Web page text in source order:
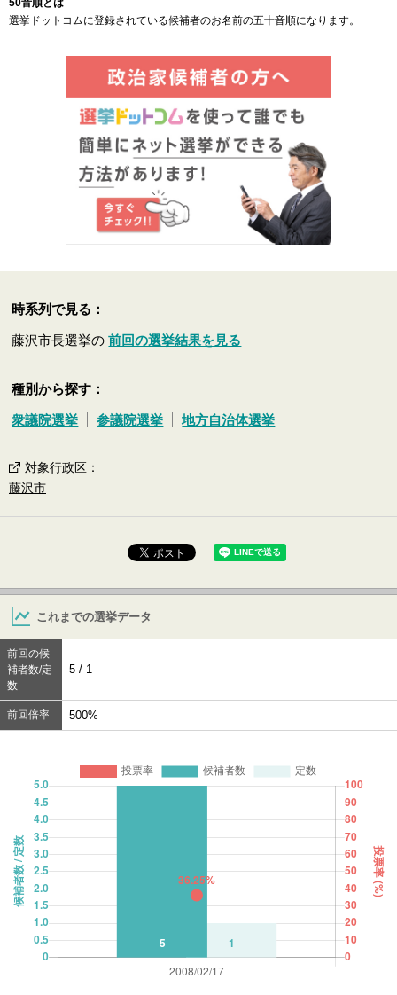
50音順とは
選挙ドットコムに登録されている候補者のお名前の五十音順になります。
時系列で見る：
藤沢市長選挙の前回の選挙結果を見る
種別から探す：
衆議院選挙 参議院選挙 地方自治体選挙
対象行政区 ：
藤沢市
これまでの選挙データ
前回の候
補者数/定
数
5 / 1
前回倍率 500%